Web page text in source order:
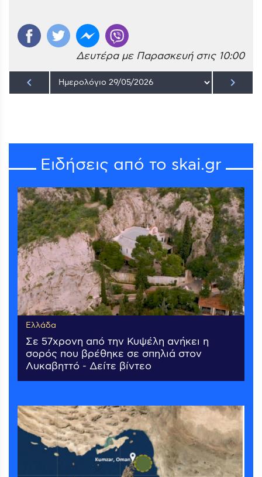
Δευτέρα με Παρασκευή στις 10:00
keyboard_arrow_left keyboard_arrow_right
Ειδήσεις από το skai.gr
Ελλάδα
Σε 57χρονη από την Κυψέλη ανήκει η
σορός που βρέθηκε σε σπηλιά στον
Λυκαβηττό - Δείτε βίντεο